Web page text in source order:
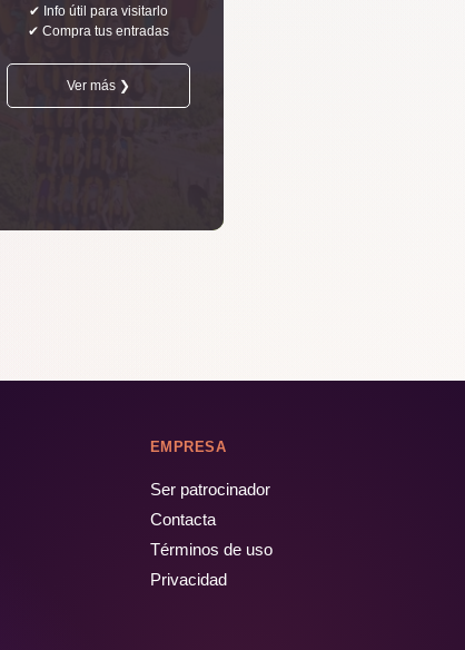
✔ Info útil para visitarlo
✔ Compra tus entradas
Ver más ❯
EMPRESA
Ser patrocinador
Contacta
Términos de uso
Privacidad